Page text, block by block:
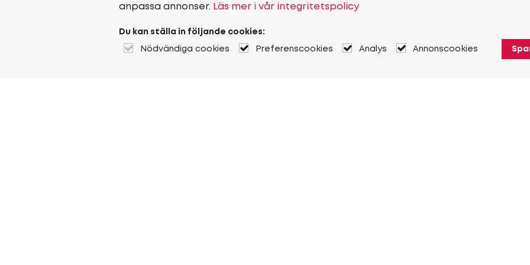
anpassa annonser. Läs mer i vår integritetspolicy
Du kan ställa in följande cookies:
Nödvändiga cookies Preferenscookies Analys Annonscookies